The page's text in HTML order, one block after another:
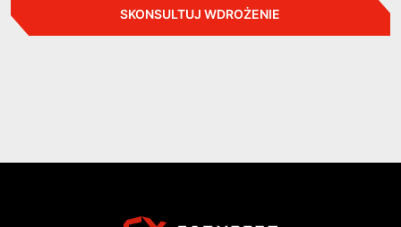
SKONSULTUJ WDROŻENIE